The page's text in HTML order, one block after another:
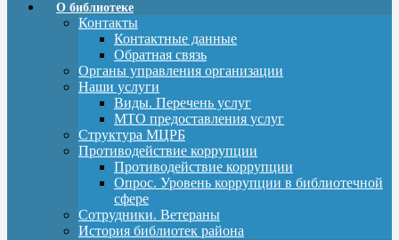
О библиотеке
Контакты
Контактные данные
Обратная связь
Органы управления организации
Наши услуги
Виды. Перечень услуг
МТО предоставления услуг
Структура МЦРБ
Противодействие коррупции
Противодействие коррупции
Опрос. Уровень коррупции в библиотечной
сфере
Сотрудники. Ветераны
История библиотек района